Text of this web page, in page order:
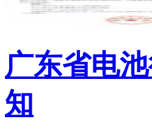
广东省电
知